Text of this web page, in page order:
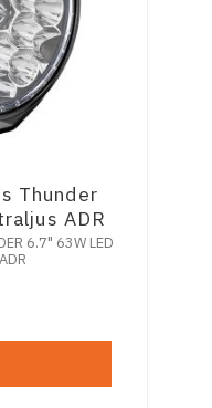
Thunder
ADR
6.7" 63W LED